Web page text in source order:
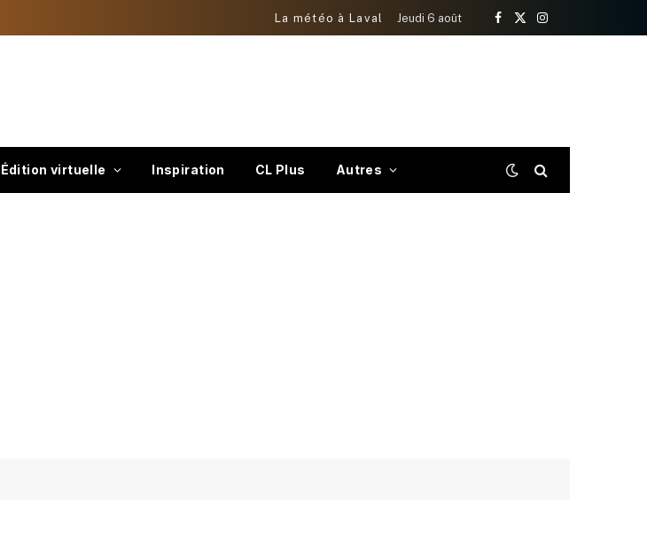
La météo à Laval Jeudi 6 août
Facebook
X
Instagram
Édition virtuelle Inspiration CL Plus Autres